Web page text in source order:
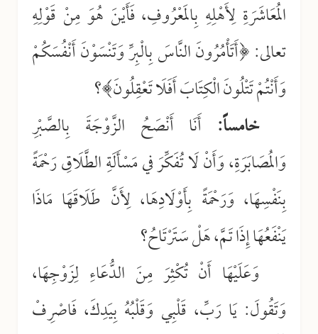
المُعَاشَرَةِ لِأَهْلِهِ بِالمَعْرُوفِ، فَأَيْنَ هُوَ مِنْ قَوْلِهِ
تعالى: ﴿أَتَأْمُرُونَ النَّاسَ بِالْبِرِّ وَتَنْسَوْنَ أَنْفُسَكُمْ
وَأَنْتُمْ تَتْلُونَ الْكِتَابَ أَفَلَا تَعْقِلُونَ﴾؟
خامساً: أَنَا أَنْصَحُ الزَّوْجَةَ بِالصَّبْرِ
وَالمُصَابَرَةِ، وَأَنْ لَا تُفَكِّرَ في مَسْأَلَةِ الطَّلَاقِ رَحْمَةً
بِنَفْسِهَا، وَرَحْمَةً بِأَوْلَادِهَا، لِأَنَّ طَلَاقَهَا مَاذَا
يَنْفَعُهَا إِذَا تَمَّ، هَلْ سَتَرْتَاحُ؟
وَعَلَيْهَا أَنْ تُكْثِرَ مِنَ الدُّعَاءِ لِزَوْجِهَا،
وَتَقُولَ: يَا رَبِّ، قَلْبِي وَقَلْبُهُ بِيَدِكَ، فَاصْرِفْ